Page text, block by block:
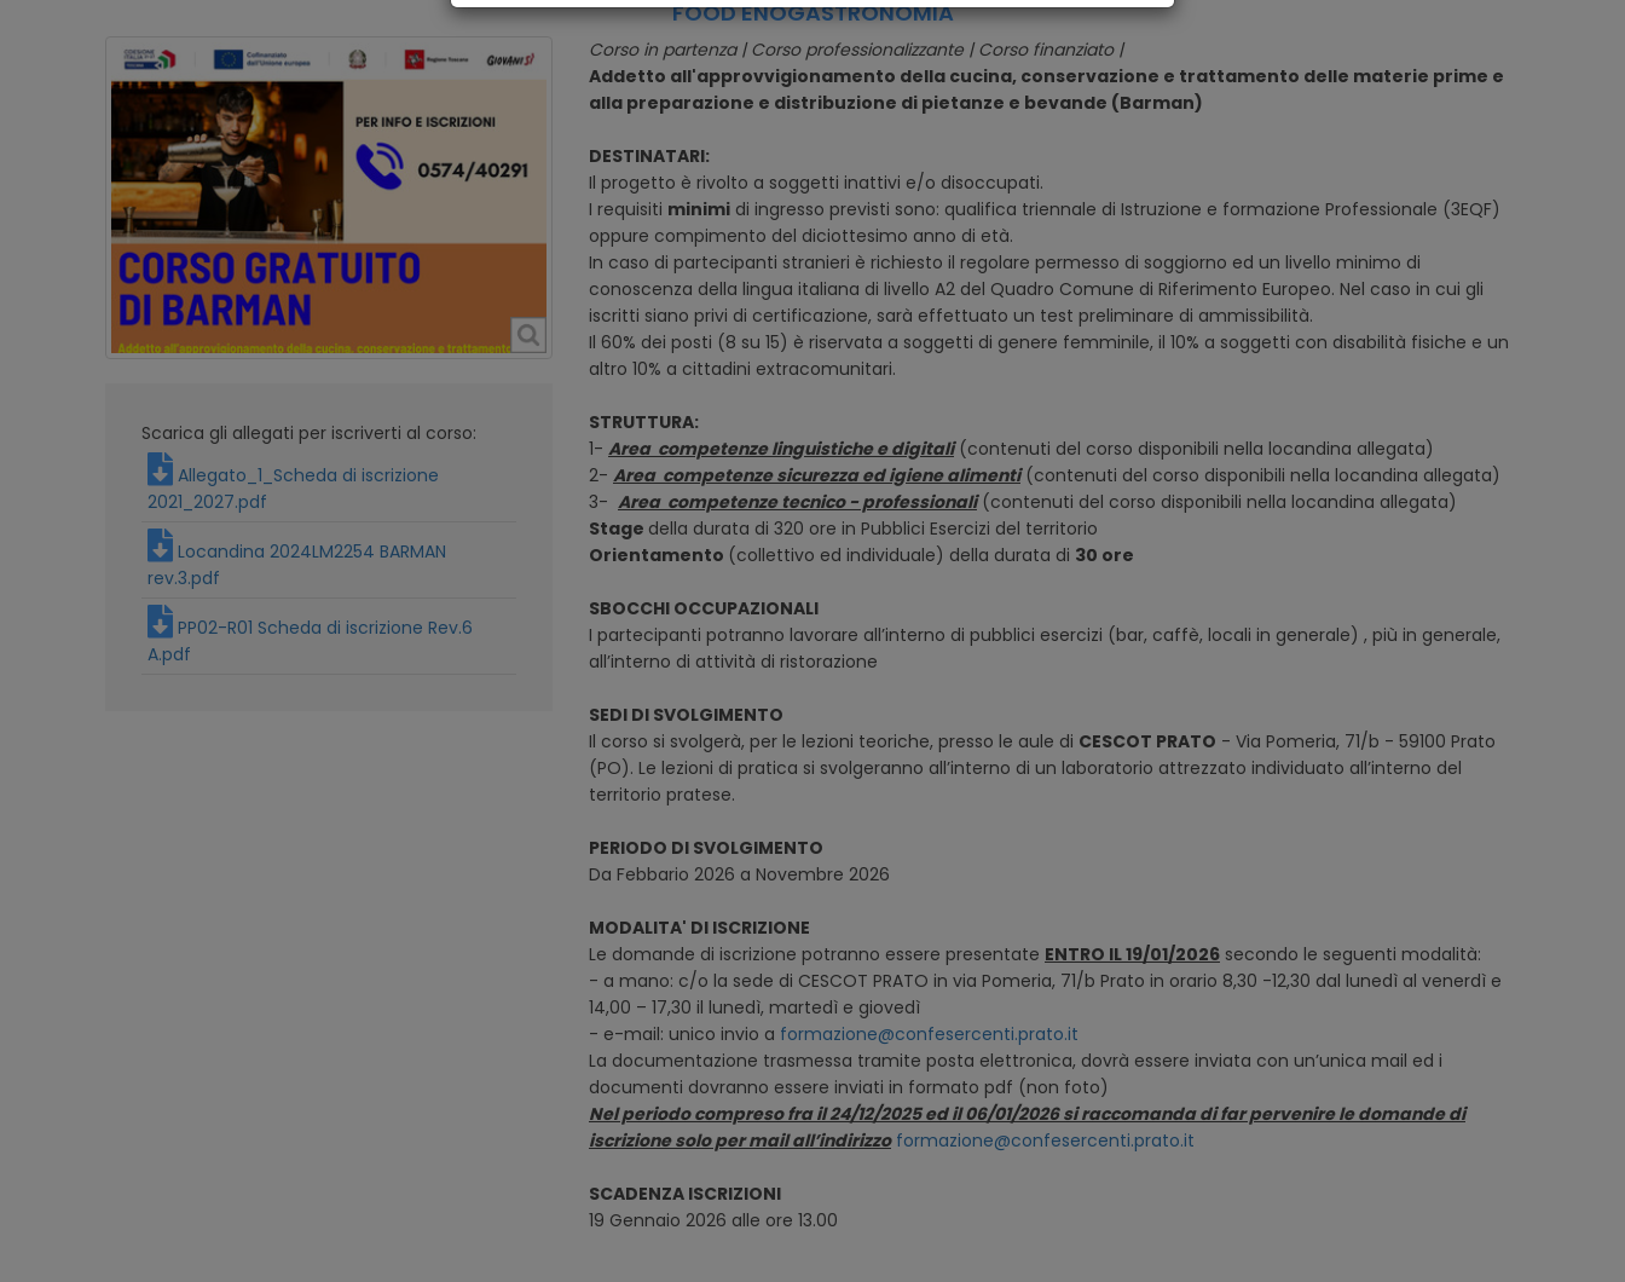
FOOD ENOGASTRONOMIA
Scarica gli allegati per iscriverti al corso:
Allegato_1_Scheda di iscrizione
2021_2027.pdf
Locandina 2024LM2254 BARMAN
rev.3.pdf
PP02-R01 Scheda di iscrizione Rev.6
A.pdf
Corso in partenza | Corso professionalizzante | Corso finanziato |
Addetto all'approvvigionamento della cucina, conservazione e trattamento delle materie prime e
alla preparazione e distribuzione di pietanze e bevande (Barman)
DESTINATARI:
Il progetto è rivolto a soggetti inattivi e/o disoccupati.
I requisiti minimi di ingresso previsti sono: qualifica triennale di Istruzione e formazione Professionale (3EQF)
oppure compimento del diciottesimo anno di età.
In caso di partecipanti stranieri è richiesto il regolare permesso di soggiorno ed un livello minimo di
conoscenza della lingua italiana di livello A2 del Quadro Comune di Riferimento Europeo. Nel caso in cui gli
iscritti siano privi di certificazione, sarà effettuato un test preliminare di ammissibilità.
Il 60% dei posti (8 su 15) è riservata a soggetti di genere femminile, il 10% a soggetti con disabilità fisiche e un
altro 10% a cittadini extracomunitari.
STRUTTURA:
1- Area competenze linguistiche e digitali(contenuti del corso disponibili nella locandina allegata)
2- Area competenze sicurezza ed igiene alimenti(contenuti del corso disponibili nella locandina allegata)
3- Area competenze tecnico - professionali(contenuti del corso disponibili nella locandina allegata)
Stage della durata di 320 ore in Pubblici Esercizi del territorio
Orientamento (collettivo ed individuale) della durata di 30 ore
SBOCCHI OCCUPAZIONALI
I partecipanti potranno lavorare all’interno di pubblici esercizi (bar, caffè, locali in generale) , più in generale,
all’interno di attività di ristorazione
SEDI DI SVOLGIMENTO
Il corso si svolgerà, per le lezioni teoriche, presso le aule di CESCOT PRATO - Via Pomeria, 71/b - 59100 Prato
(PO). Le lezioni di pratica si svolgeranno all’interno di un laboratorio attrezzato individuato all’interno del
territorio pratese.
PERIODO DI SVOLGIMENTO
Da Febbario 2026 a Novembre 2026
MODALITA' DI ISCRIZIONE
Le domande di iscrizione potranno essere presentate ENTRO IL 19/01/2026 secondo le seguenti modalità:
- a mano: c/o la sede di CESCOT PRATO in via Pomeria, 71/b Prato in orario 8,30 -12,30 dal lunedì al venerdì e
14,00 – 17,30 il lunedì, martedì e giovedì
- e-mail: unico invio a formazione@confesercenti.prato.it
La documentazione trasmessa tramite posta elettronica, dovrà essere inviata con un’unica mail ed i
documenti dovranno essere inviati in formato pdf (non foto)
Nel periodo compreso fra il 24/12/2025 ed il 06/01/2026 si raccomanda di far pervenire le domande di
iscrizione solo per mail all’indirizzo formazione@confesercenti.prato.it
SCADENZA ISCRIZIONI
19 Gennaio 2026 alle ore 13.00